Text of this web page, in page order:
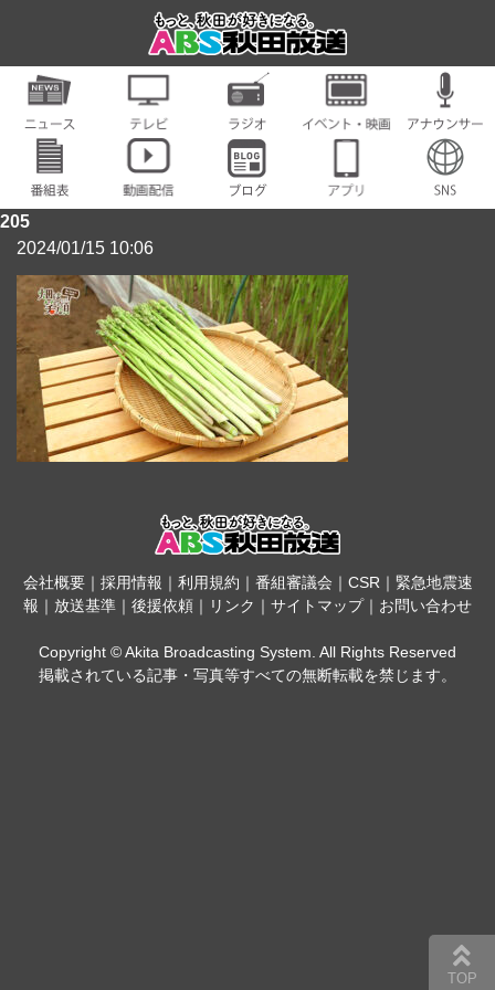
205
2024/01/15 10:06
会社概要｜ 採用情報 ｜ 利用規約 ｜ 番組審議会 ｜ CSR｜ 緊急地震速
報 ｜ 放送基準 ｜ 後援依頼 ｜ リンク ｜ サイトマップ｜ お問い合わせ
Copyright © Akita Broadcasting System. All Rights Reserved
掲載されている記事・写真等すべての無断転載を禁じます。